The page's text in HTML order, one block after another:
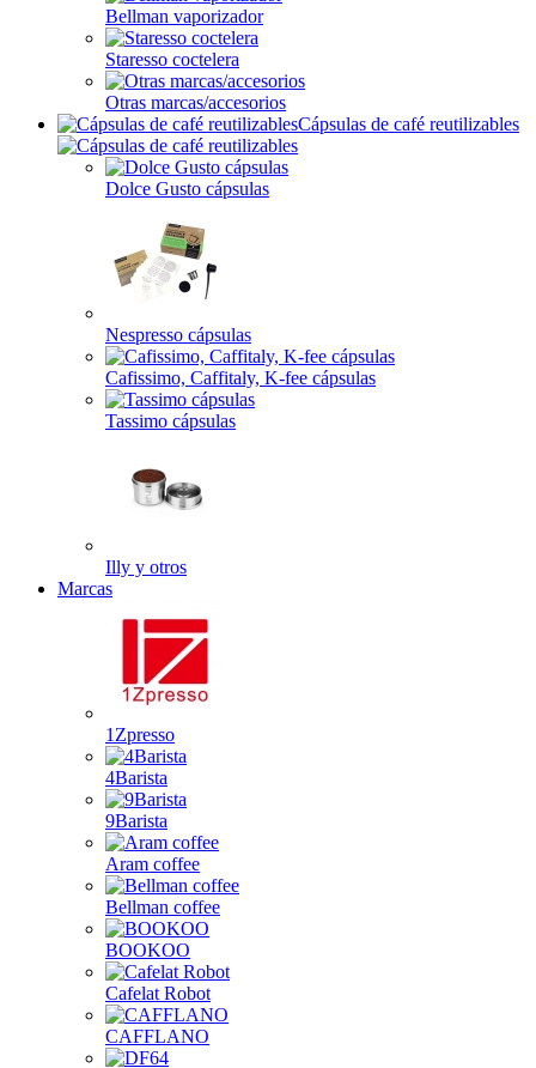
Bellman vaporizador
Staresso coctelera
Otras marcas/accesorios
Cápsulas de café reutilizables
Dolce Gusto cápsulas
Nespresso cápsulas
Cafissimo, Caffitaly, K-fee cápsulas
Tassimo cápsulas
Illy y otros
Marcas
1Zpresso
4Barista
9Barista
Aram coffee
Bellman coffee
BOOKOO
Cafelat Robot
CAFFLANO